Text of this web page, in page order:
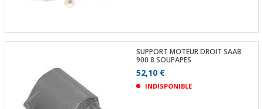
SUPPORT MOTEUR DROIT SAAB
900 8 SOUPAPES
52,10 €
INDISPONIBLE